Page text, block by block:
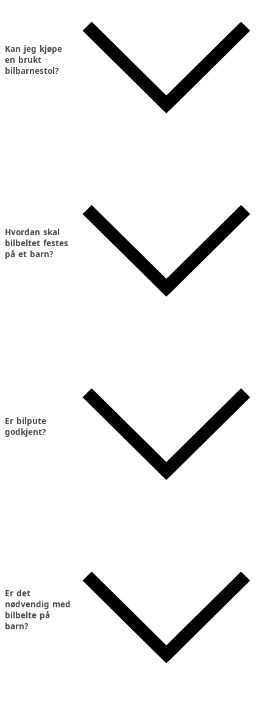
Kan jeg kjøpe
en brukt
bilbarnestol?
Hvordan skal
bilbeltet festes
på et barn?
Er bilpute
godkjent?
Er det
nødvendig med
bilbelte på
barn?